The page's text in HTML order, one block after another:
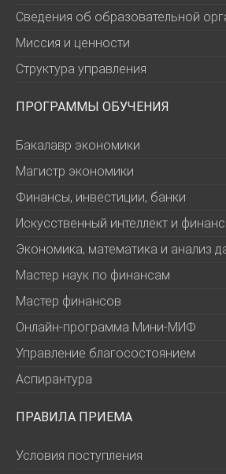
Сведения об образовательной
Миссия и ценности
Структура управления
ПРОГРАММЫ ОБУЧЕНИЯ
Бакалавр экономики
Магистр экономики
Финансы, инвестиции, банки
Искусственный интеллект и
Экономика, математика и анализ
Мастер наук по финансам
Мастер финансов
Онлайн-программа Мини-МИФ
Управление благосостоянием
Аспирантура
ПРАВИЛА ПРИЕМА
Условия поступления